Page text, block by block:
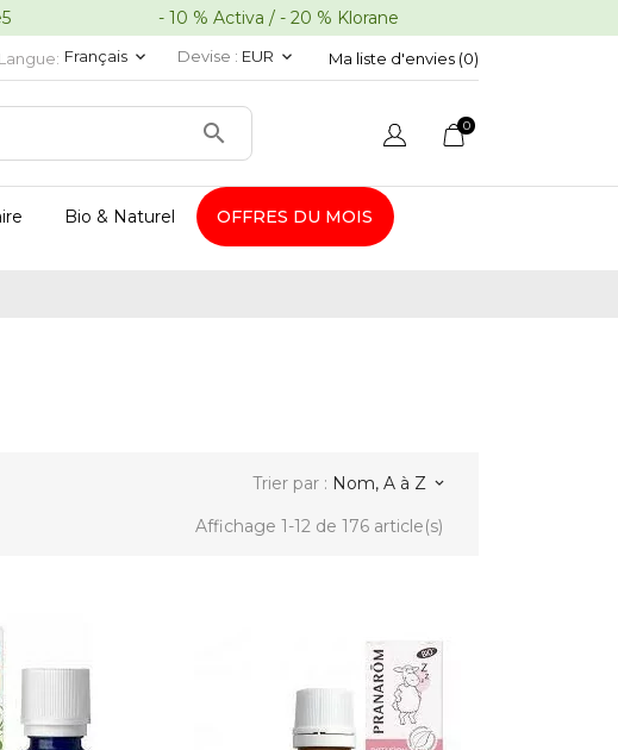
- 10 % Activa / - 20 % Klorane
Langue: Français keyboard_arrow_down Devise : EUR keyboard_arrow_down Ma liste d'envies (0)
 0
Bio & Naturel OFFRES DU MOIS
Trier par : Nom, A à Z keyboard_arrow_down
Affichage 1-12 de 176 article(s)